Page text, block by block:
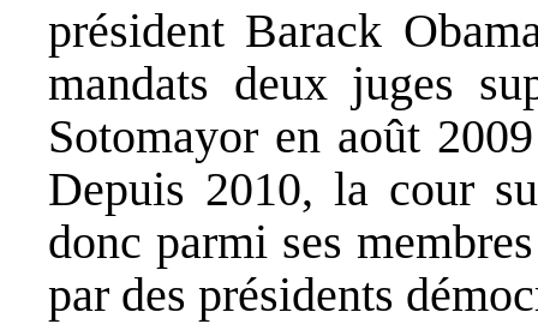
président Barack
mandats deux juges
Sotomayor en août
Depuis 2010, la cour
donc parmi ses
par des présidents